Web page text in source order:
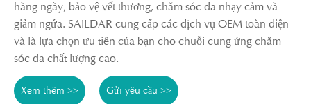
hàng ngày, bảo vệ vết thương, chăm sóc da nhạy cảm và
giảm ngứa. SAILDAR cung cấp các dịch vụ OEM toàn diện
và là lựa chọn ưu tiên của bạn cho chuỗi cung ứng chăm
sóc da chất lượng cao.
Xem thêm >> Gửi yêu cầu >>